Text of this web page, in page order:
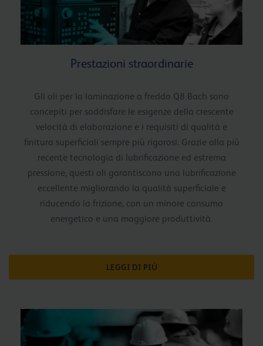
Prestazioni straordinarie
Gli oli per la laminazione a freddo Q8 Bach sono
concepiti per soddisfare le esigenze della crescente
velocità di elaborazione e i requisiti di qualità e
finitura superficiali sempre più rigorosi. Grazie alla più
recente tecnologia di lubrificazione ed estrema
pressione, questi oli garantiscono una lubrificazione
eccellente migliorando la qualità superficiale e
riducendo la frizione, con un minore consumo
energetico e una maggiore produttività.
LEGGI DI PIÙ